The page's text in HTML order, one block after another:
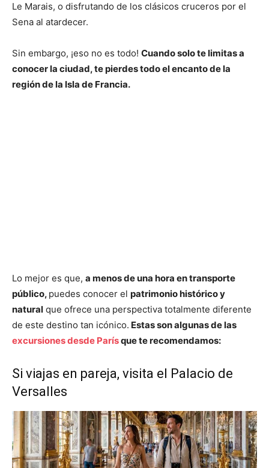
Le Marais, o disfrutando de los clásicos cruceros por el
Sena al atardecer.
Sin embargo, ¡eso no es todo! Cuando solo te limitas a
conocer la ciudad, te pierdes todo el encanto de la
región de la Isla de Francia.
Lo mejor es que, a menos de una hora en transporte
público, puedes conocer el patrimonio histórico y
natural que ofrece una perspectiva totalmente diferente
de este destino tan icónico. Estas son algunas de las
excursiones desde Parísque te recomendamos:
Si viajas en pareja, visita el Palacio de
Versalles